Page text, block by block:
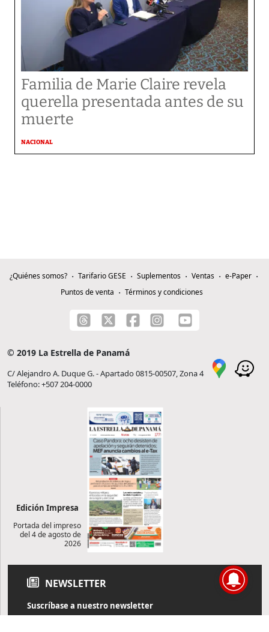
Familia de Marie Claire revela
querella presentada antes de su
muerte
NACIONAL
¿Quiénes somos? Tarifario GESE Suplementos Ventas
e-Paper
Puntos de venta
Términos y condiciones
© 2019 La Estrella de Panamá
C/ Alejandro A. Duque G. - Apartado 0815-00507, Zona 4
Teléfono: +507 204-0000
Edición Impresa
Portada del impreso
del 4 de agosto de
2026
NEWSLETTER
Suscríbase a nuestro newsletter
Reciba diariamente información de actualidad directamente en